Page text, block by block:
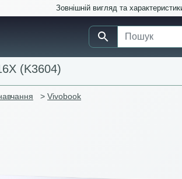
Зовнішній вигляд та
(K3604)
> Vivobook